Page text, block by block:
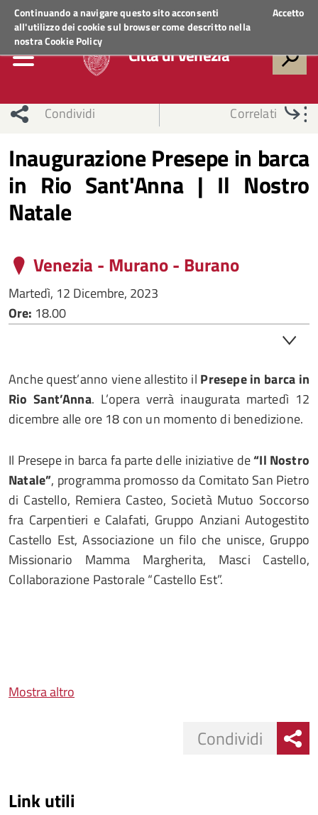
Continuando a navigare questo sito acconsenti
all'utilizzo dei cookie sul browser come descritto nella
nostraCookie Policy
Accetto
Regione VenetoACCEDI AI SERVIZI
Città di Venezia
Condividi Correlati
Inaugurazione Presepe in barca
in Rio Sant'Anna | Il Nostro
Natale
Venezia - Murano - Burano
Martedì, 12 Dicembre, 2023
Ore: 18.00
Anche quest’anno viene allestito il Presepe in barca in
Rio Sant’Anna. L’opera verrà inaugurata martedì 12
dicembre alle ore 18 con un momento di benedizione.
Il Presepe in barca fa parte delle iniziative de“Il Nostro
Natale”, programma promosso da Comitato San Pietro
di Castello, Remiera Casteo, Società Mutuo Soccorso
fra Carpentieri e Calafati, Gruppo Anziani Autogestito
Castello Est, Associazione un filo che unisce, Gruppo
Missionario Mamma Margherita, Masci Castello,
Collaborazione Pastorale “Castello Est”.
Mostra altro
Condividi
Link utili